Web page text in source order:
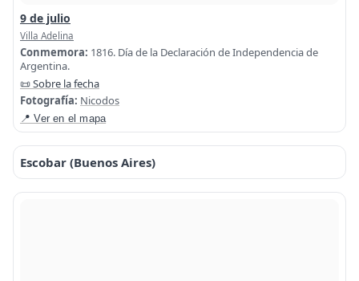
9 de julio
Villa Adelina
Conmemora: 1816. Día de la Declaración de Independencia de
Argentina.
📜 Sobre la fecha
Fotografía: Nicodos
📍 Ver en el mapa
Escobar (Buenos Aires)